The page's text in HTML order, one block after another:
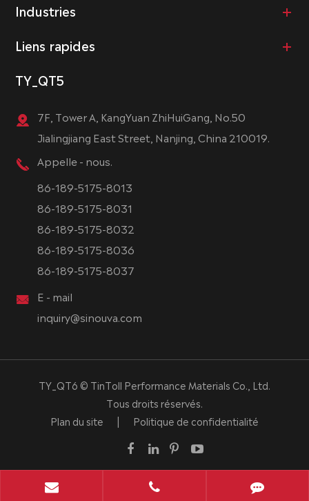
Industries
Liens rapides
TY_QT5
7F, Tower A, KangYuan ZhiHuiGang, No.50
Jialingjiang East Street, Nanjing, China 210019.
Appelle - nous.
86-189-5175-8013
86-189-5175-8031
86-189-5175-8032
86-189-5175-8036
86-189-5175-8037
E - mail
inquiry@sinouva.com
TY_QT6 © TinToll Performance Materials Co., Ltd.
Tous droits réservés.
Plan du site
| Politique de confidentialité